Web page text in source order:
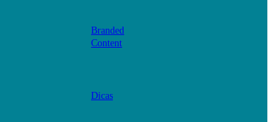
Branded
Content
Dicas